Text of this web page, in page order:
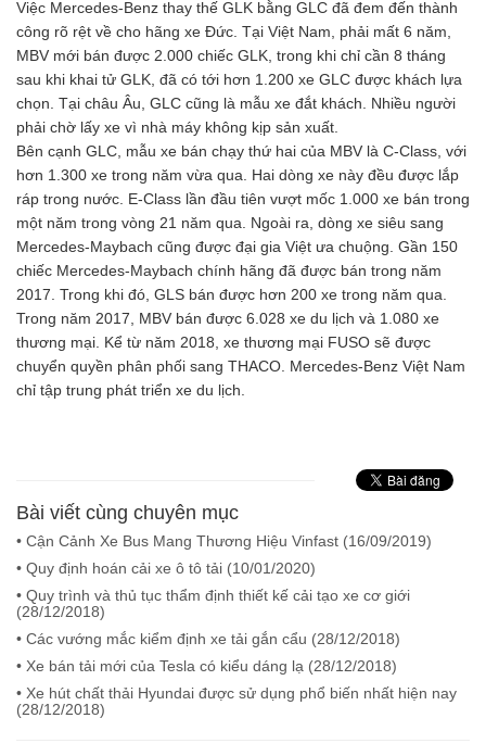
Việc Mercedes-Benz thay thế GLK bằng GLC đã đem đến thành
công rõ rệt về cho hãng xe Đức. Tại Việt Nam, phải mất 6 năm,
MBV mới bán được 2.000 chiếc GLK, trong khi chỉ cần 8 tháng
sau khi khai tử GLK, đã có tới hơn 1.200 xe GLC được khách lựa
chọn. Tại châu Âu, GLC cũng là mẫu xe đắt khách. Nhiều người
phải chờ lấy xe vì nhà máy không kịp sản xuất.
Bên cạnh GLC, mẫu xe bán chạy thứ hai của MBV là C-Class, với
hơn 1.300 xe trong năm vừa qua. Hai dòng xe này đều được lắp
ráp trong nước. E-Class lần đầu tiên vượt mốc 1.000 xe bán trong
một năm trong vòng 21 năm qua. Ngoài ra, dòng xe siêu sang
Mercedes-Maybach cũng được đại gia Việt ưa chuộng. Gần 150
chiếc Mercedes-Maybach chính hãng đã được bán trong năm
2017. Trong khi đó, GLS bán được hơn 200 xe trong năm qua.
Trong năm 2017, MBV bán được 6.028 xe du lịch và 1.080 xe
thương mại. Kể từ năm 2018, xe thương mại FUSO sẽ được
chuyển quyền phân phối sang THACO. Mercedes-Benz Việt Nam
chỉ tập trung phát triển xe du lịch.
Bài viết cùng chuyên mục
• Cận Cảnh Xe Bus Mang Thương Hiệu Vinfast (16/09/2019)
• Quy định hoán cải xe ô tô tải (10/01/2020)
• Quy trình và thủ tục thẩm định thiết kế cải tạo xe cơ giới
(28/12/2018)
• Các vướng mắc kiểm định xe tải gắn cẩu (28/12/2018)
• Xe bán tải mới của Tesla có kiểu dáng lạ (28/12/2018)
• Xe hút chất thải Hyundai được sử dụng phổ biến nhất hiện nay
(28/12/2018)